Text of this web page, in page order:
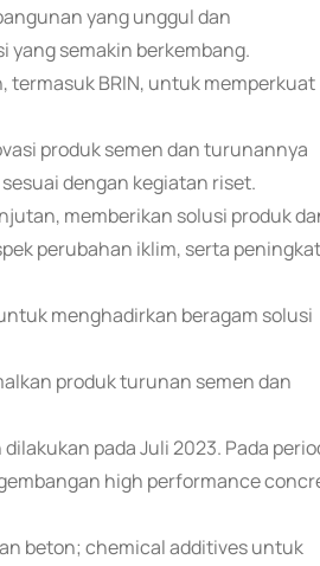
yang unggul dan
semakin berkembang.
termasuk BRIN, untuk memperkuat
produk semen dan turunannya
dengan kegiatan riset.
memberikan solusi produk
perubahan iklim, serta
menghadirkan beragam solusi
produk turunan semen dan
pada Juli 2023. Pada
high performance
beton; chemical additives untuk